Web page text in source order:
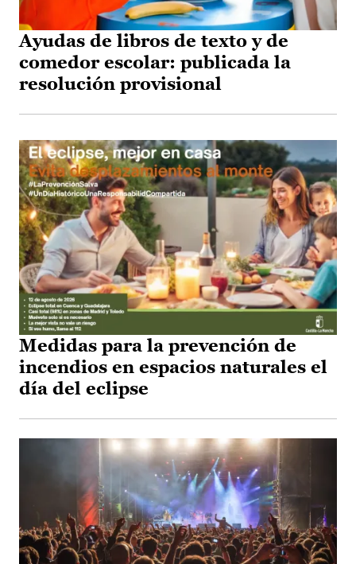
Ayudas de libros de texto y de
comedor escolar: publicada la
resolución provisional
Medidas para la prevención de
incendios en espacios naturales el
día del eclipse